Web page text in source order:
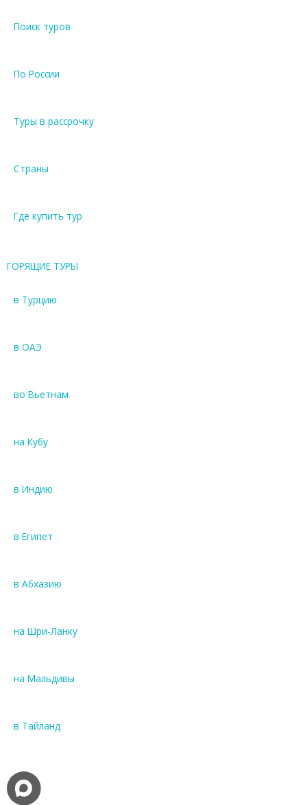
Поиск туров
По России
Туры в рассрочку
Страны
Где купить тур
ГОРЯЩИЕ ТУРЫ
в Турцию
в ОАЭ
во Вьетнам
на Кубу
в Индию
в Египет
в Абхазию
на Шри-Ланку
на Мальдивы
в Тайланд